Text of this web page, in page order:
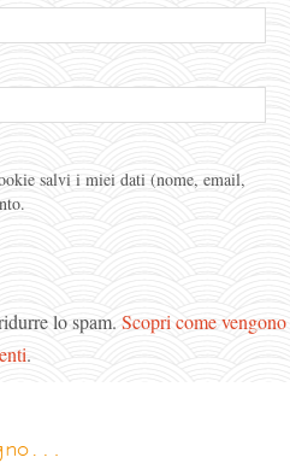
salvi i miei dati (nome, email,
lo spam. Scopri come vengono
.